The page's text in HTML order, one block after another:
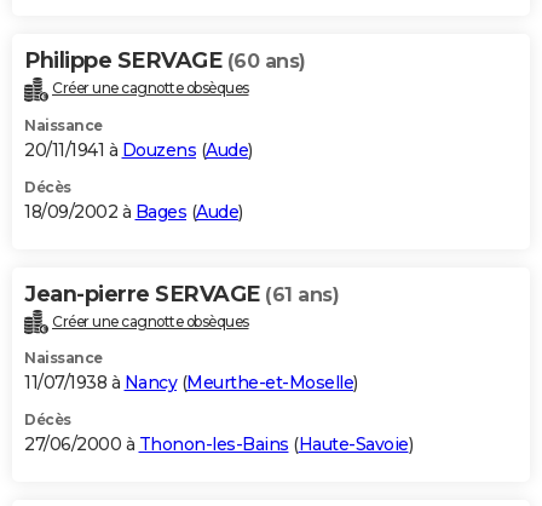
Philippe SERVAGE (60 ans)
Créer une cagnotte obsèques
Naissance
20/11/1941 à Douzens (Aude)
Décès
18/09/2002 à Bages (Aude)
Jean-pierre SERVAGE (61 ans)
Créer une cagnotte obsèques
Naissance
11/07/1938 à Nancy(Meurthe-et-Moselle)
Décès
27/06/2000 à Thonon-les-Bains (Haute-Savoie)